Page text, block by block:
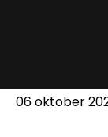
06 oktober